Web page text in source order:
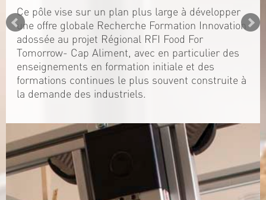
Ce pôle vise sur un plan plus large à développer
une offre globale Recherche Formation Innovation
adossée au projet Régional RFI Food For
Tomorrow- Cap Aliment, avec en particulier des
enseignements en formation initiale et des
formations continues le plus souvent construite à
la demande des industriels.